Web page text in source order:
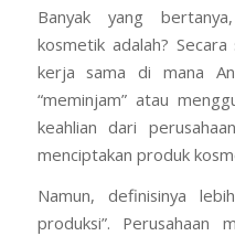
Banyak yang
kosmetik adalah?
kerja sama di mana
“meminjam” atau
keahlian dari
menciptakan produk
Namun, definisinya
produksi”. Perusahaan